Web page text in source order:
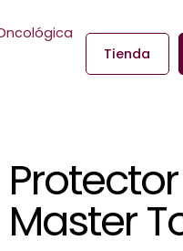
Tienda
Master